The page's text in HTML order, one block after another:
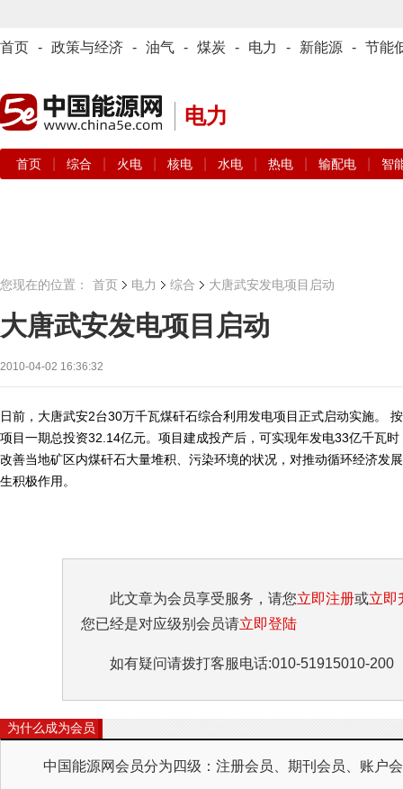
首页 - 政策与经济 - 油气 - 煤炭 - 电力 - 新能源 - 节能
电力
首页 综合 火电 核电 水电 热电 输配电 智
您现在的位置： 首页 电力 综合 大唐武安发电项目启动
大唐武安发电项目启动
2010-04-02 16:36:32
日前，大唐武安2台30万千瓦煤矸石综合利用发电项目正式启动实施。
项目一期总投资32.14亿元。项目建成投产后，可实现年发电33亿千瓦
改善当地矿区内煤矸石大量堆积、污染环境的状况，对推动循环经济发
生积极作用。
此文章为会员享受服务，请您立即注册或立即
您已经是对应级别会员请立即登陆
如有疑问请拨打客服电话:010-51915010-200
为什么成为会员
中国能源网会员分为四级：注册会员、期刊会员、账户